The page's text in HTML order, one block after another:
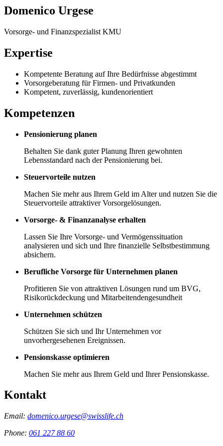
Domenico Urgese
Vorsorge- und Finanzspezialist KMU
Expertise
Kompetente Beratung auf Ihre Bedürfnisse abgestimmt
Vorsorgeberatung für Firmen- und Privatkunden
Kompetent, zuverlässig, kundenorientiert
Kompetenzen
Pensionierung planen
Behalten Sie dank guter Planung Ihren gewohnten
Lebensstandard nach der Pensionierung bei.
Steuervorteile nutzen
Machen Sie mehr aus Ihrem Geld im Alter und nutzen Sie die
Steuervorteile attraktiver Vorsorgelösungen.
Vorsorge- & Finanzanalyse erhalten
Lassen Sie Ihre Vorsorge- und Vermögenssituation
analysieren und sich und Ihre finanzielle Selbstbestimmung
absichern.
Berufliche Vorsorge für Unternehmen planen
Profitieren Sie von attraktiven Lösungen rund um BVG,
Risikorückdeckung und Mitarbeitendengesundheit
Unternehmen schützen
Schützen Sie sich und Ihr Unternehmen vor
unvorhergesehenen Ereignissen.
Pensionskasse optimieren
Machen Sie mehr aus Ihrem Geld und Ihrer Pensionskasse.
Kontakt
Email: domenico.urgese@swisslife.ch
Phone: 061 227 88 60